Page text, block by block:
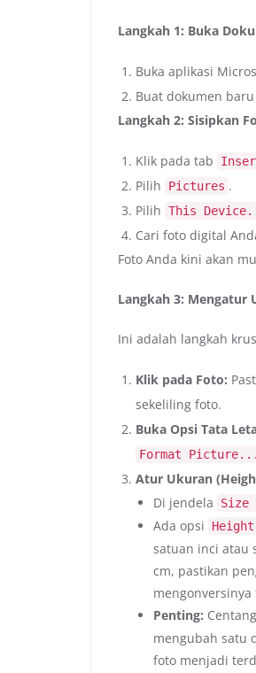
Langkah 1: Buka
Buka aplikasi
Buat dokumen
Langkah 2: Sisipkan
Klik pada tab
Pilih
Pictures .
Pilih This
Cari foto digital
Foto Anda kini akan
Langkah 3: Mengatur
Ini adalah langkah
Klik pada Foto:
sekeliling foto.
Buka Opsi Tata
Format Picture...
Atur Ukuran
Di jendela
Size
Ada opsi
Height
satuan inci atau
cm, pastikan
Penting:
mengubah satu
foto menjadi